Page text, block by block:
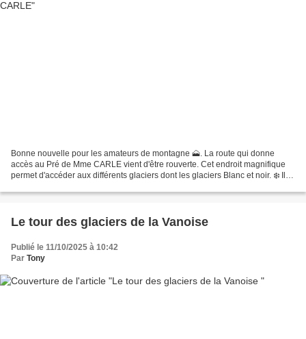
Bonne nouvelle pour les amateurs de montagne 🗻. La route qui donne
accès au Pré de Mme CARLE vient d'être rouverte. Cet endroit magnifique
permet d'accéder aux différents glaciers dont les glaciers Blanc et noir. ❄️ Il
Le tour des glaciers de la Vanoise
Publié le 11/10/2025 à 10:42
Par Tony